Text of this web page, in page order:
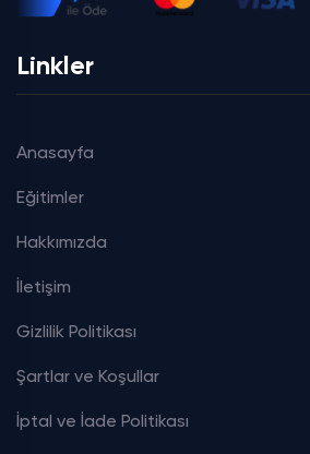
Linkler
Anasayfa
Eğitimler
Hakkımızda
İletişim
Gizlilik Politikası
Şartlar ve Koşullar
İptal ve İade Politikası